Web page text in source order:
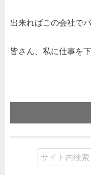
出来ればこの会社で
皆さん、私に仕事を